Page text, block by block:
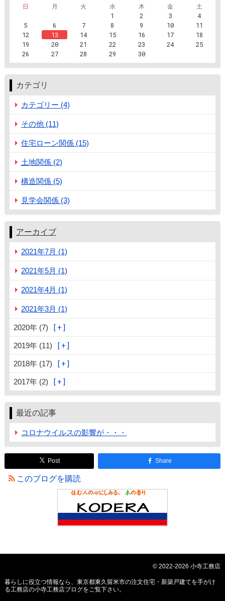
日
月 火 水 木 金
土
1
2 3
4
5
6 7 8 9 10
11
12
13 14 15 16 17
18
19
20 21 22 23 24
25
26
27 28 29 30
カテゴリ
カテゴリー (4)
その他 (11)
住宅ローン関係 (15)
土地関係 (2)
構造関係 (5)
見学会関係 (3)
アーカイブ
2021年7月 (1)
2021年5月 (1)
2021年4月 (1)
2021年3月 (1)
2020年 (7)
2019年 (11)
2018年 (17)
2017年 (2)
最近の記事
コロナウイルスの影響が・・・
Post Share
このブログを購読
© 2022-2026 小寺工務店
暮らしに役立つ情報なら、 東京都東久留米市の注文住宅・新築戸建てを手がけ
る工務店の小寺工務店ブログをご覧下さい。